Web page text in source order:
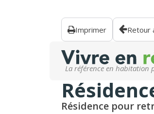
Imprimer Retour
La référence en habitation
Résidence pour